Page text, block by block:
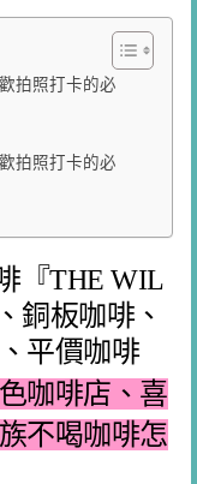
拍照打卡的必
拍照打卡的必
咖啡店、喜
不喝咖啡怎